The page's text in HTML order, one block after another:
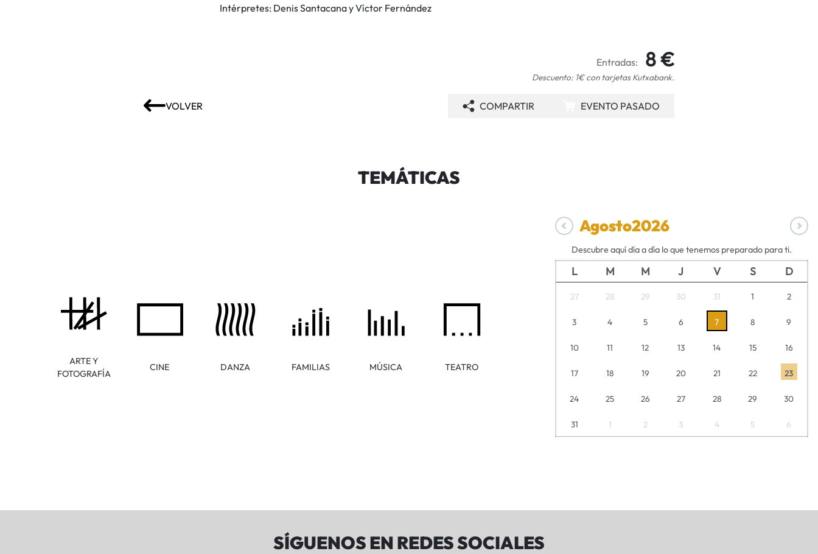
Intérpretes: Denis Santacana y Víctor Fernández
Entradas: 8 €
Descuento: 1€ con tarjetas Kutxabank.
VOLVER COMPARTIR EVENTO PASADO
TEMÁTICAS
ARTE Y
FOTOGRAFÍA
CINE DANZA FAMILIAS MÚSICA TEATRO
Agosto2026
Descubre aquí día a día lo que tenemos preparado para ti.
L M M J V S D
27 28 29 30 31 1 2
3 4 5 6 7 8 9
10 11 12 13 14 15 16
17 18 19 20 21 22 23
24 25 26 27 28 29 30
31 1 2 3 4 5 6
SÍGUENOS EN REDES SOCIALES